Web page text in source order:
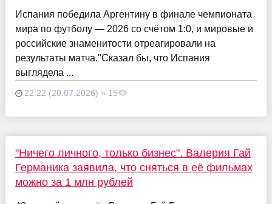
Испания победила Аргентину в финале чемпионата
мира по футболу — 2026 со счётом 1:0, и мировые и
российские знаменитости отреагировали на
результаты матча."Сказал бы, что Испания
выглядела ...
22:22 (20.07.2026) » 15
"Ничего личного, только бизнес". Валерия Гай
Германика заявила, что сняться в её фильмах
можно за 1 млн рублей